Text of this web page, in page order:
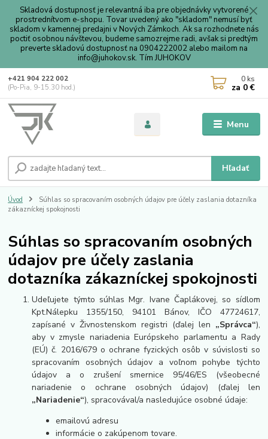
Skladová dostupnosť je relevantná iba pre objednávky vytvorené
prostrednítvom e-shopu. Tovar uvedený ako "skladom" nemusí byť
skladom v kamennej predajni v Nových Zámkoch. Ak sa rozhodnete nás
poctiť osobnou návštevou, budeme samozrejme radi, avšak si predtým
preverte skladovú dostupnosť na 0904222002 alebo mailom na
info@juhokov.sk. Tím JUHOKOV
Menu
Hľadať
+421 904 222 002
(Po-Pia, 9-15.30 hod.)
0 ks
za 0 €
Úvod
Súhlas so spracovaním osobných údajov pre účely zaslania dotazníka
zákazníckej spokojnosti
Súhlas so spracovaním osobných
údajov pre účely zaslania
dotazníka zákazníckej spokojnosti
Udeľujete týmto súhlas Mgr. Ivane Čaplákovej, so sídlom
Kpt.Nálepku 1355/150, 94101 Bánov, IČO 47724617,
zapísanév Živnostenskom registri (ďalej len „Správca“),
aby v zmysle nariadenia Európskeho parlamentu a Rady
(EÚ) č. 2016/679 o ochrane fyzických osôb v súvislosti so
spracovaním osobných údajov a voľnom pohybe týchto
údajov a o zrušení smernice 95/46/ES (všeobecné
nariadenie o ochrane osobných údajov) (ďalej len
„Nariadenie“), spracovával/a nasledujúce osobné údaje:
emailovú adresu
informácie o zakúpenom tovare.